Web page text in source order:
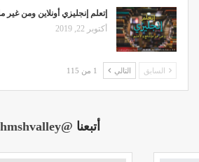
إتعلم إنجليزي أونلاين ومن غير
أكتوبر 22, 2019
السابق التالي 1 من 115
أتبعنا @mshmshvalley